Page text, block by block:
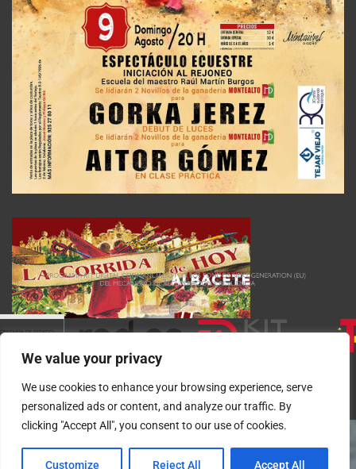
We value your privacy
We use cookies to enhance your browsing experience, serve
personalized ads or content, and analyze our traffic. By
clicking "Accept All", you consent to our use of cookies.
Customize Reject All Accept All